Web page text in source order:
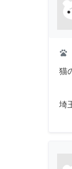
pets
猫
埼